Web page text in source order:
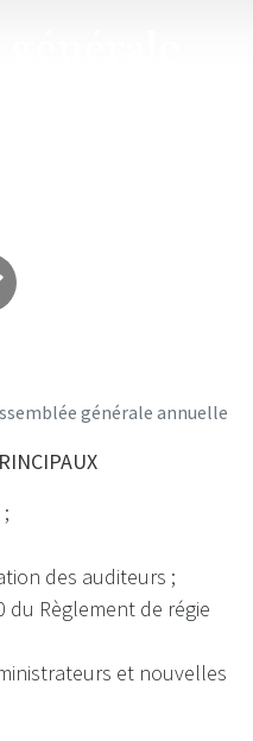
générale annuelle
des auditeurs ;
du Règlement de régie
et nouvelles